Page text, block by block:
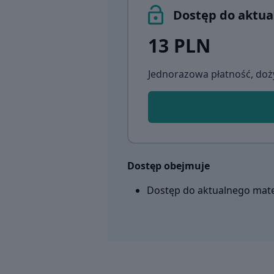
Dostęp do
13 PLN
Jednorazowa płatność,
Dostęp obejmuje
Dostęp do aktualnego